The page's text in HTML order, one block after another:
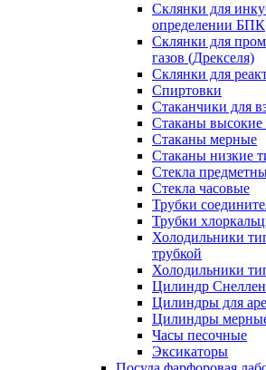
Склянки для
определении БПК
Склянки для
газов (Дрекселя)
Склянки для
Спиртовки
Стаканчики для
Стаканы
Стаканы мерные
Стаканы низкие
Стекла
Стекла часовые
Трубки
Трубки
Холодильники
трубкой
Холодильники
Цилиндр
Цилиндры для
Цилиндры
Часы песочные
Эксикаторы